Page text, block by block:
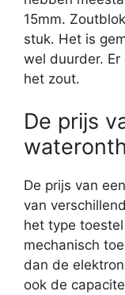
15mm.
stuk. Het is
wel duurder.
het zout.
De prijs
De prijs van
van
het type
mechanisch
dan de
ook de